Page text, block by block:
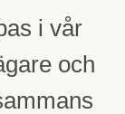
i vår
och